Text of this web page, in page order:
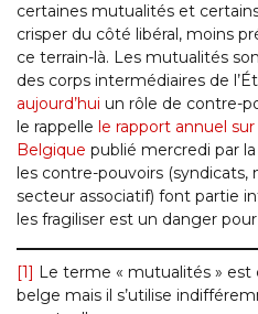
certaines mutualités et
crisper du côté libéral, moins
ce terrain-là. Les mutualités
des corps intermédiaires de
aujourd’hui un rôle de contre-
le rappelle le rapport annuel
Belgique publié mercredi par
les contre-pouvoirs (syndicats,
secteur associatif) font partie
les fragiliser est un danger
[1] Le terme « mutualités » est
belge mais il s’utilise